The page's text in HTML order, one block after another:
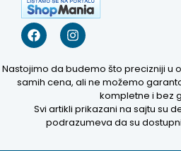
Nastojimo da budemo što precizniji u
samih cena, ali ne možemo
kompletne i bez
Svi artikli prikazani na sajtu su
podrazumeva da su
Kako